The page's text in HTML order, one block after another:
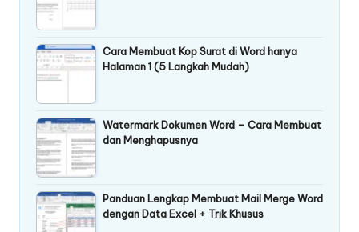
Cara Membuat Kop Surat di Word hanya
Halaman 1 (5 Langkah Mudah)
Watermark Dokumen Word – Cara Membuat
dan Menghapusnya
Panduan Lengkap Membuat Mail Merge Word
dengan Data Excel + Trik Khusus